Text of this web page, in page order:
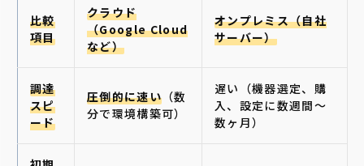
比較
項目
クラウド
（Google Cloud
など）
オンプレミス（自社
サーバー）
調達
スピ
ード
圧倒的に速い（数
分で環境構築可）
遅い（機器選定、購
入、設定に数週間〜
数ヶ月）